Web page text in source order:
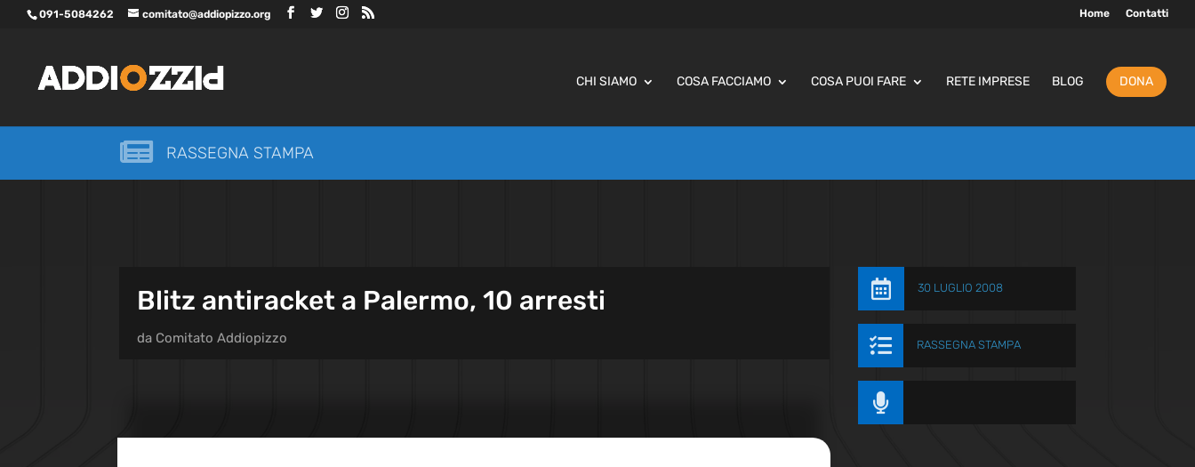
091-5084262 comitato@addiopizzo.org Home Contatti
CHI SIAMO COSA FACCIAMO COSA PUOI FARE RETE IMPRESE BLOG DONA
 RASSEGNA STAMPA
Blitz antiracket a Palermo, 10 arresti
da Comitato Addiopizzo
 30 LUGLIO 2008
 RASSEGNA STAMPA
